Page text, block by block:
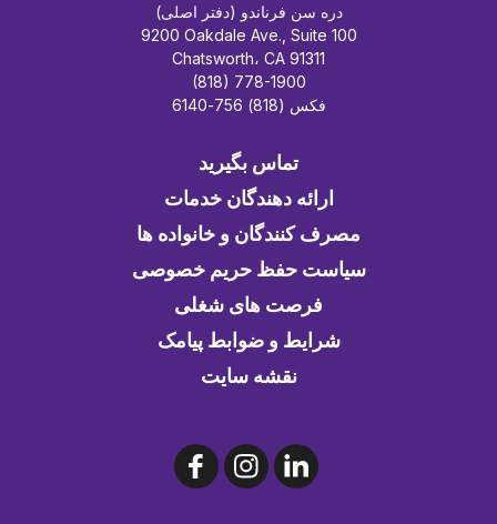
دره سن فرناندو (دفتر اصلی)
9200 Oakdale Ave., Suite 100
Chatsworth، CA 91311
(818) 778-1900
فکس (818) 756-6140
تماس بگیرید
ارائه دهندگان خدمات
مصرف کنندگان و خانواده ها
سیاست حفظ حریم خصوصی
فرصت های شغلی
شرایط و ضوابط پیامک
نقشه سایت